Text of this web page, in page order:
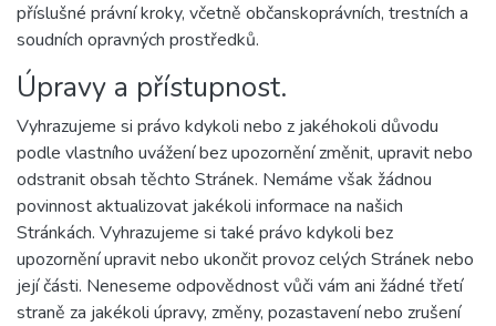
příslušné právní kroky, včetně občanskoprávních, trestních a
soudních opravných prostředků.
Úpravy a přístupnost.
Vyhrazujeme si právo kdykoli nebo z jakéhokoli důvodu
podle vlastního uvážení bez upozornění změnit, upravit nebo
odstranit obsah těchto Stránek. Nemáme však žádnou
povinnost aktualizovat jakékoli informace na našich
Stránkách. Vyhrazujeme si také právo kdykoli bez
upozornění upravit nebo ukončit provoz celých Stránek nebo
její části. Neneseme odpovědnost vůči vám ani žádné třetí
straně za jakékoli úpravy, změny, pozastavení nebo zrušení